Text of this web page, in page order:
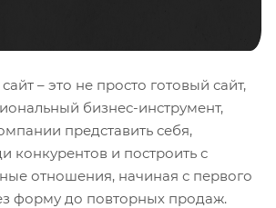
– это не просто готовый сайт,
бизнес-инструмент,
представить себя,
конкурентов и построить с
отношения, начиная с первого
форму до повторных продаж.